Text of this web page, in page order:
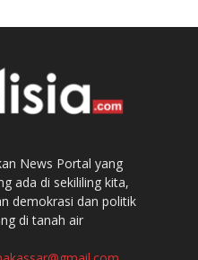
News Portal yang
ada di sekililing kita,
demokrasi dan politik
di tanah air